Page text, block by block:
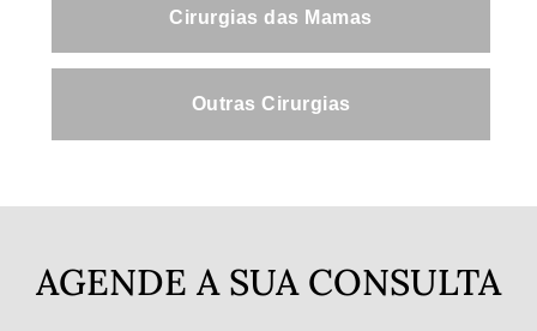
Cirurgias das Mamas
Outras Cirurgias
AGENDE A SUA CONSULTA